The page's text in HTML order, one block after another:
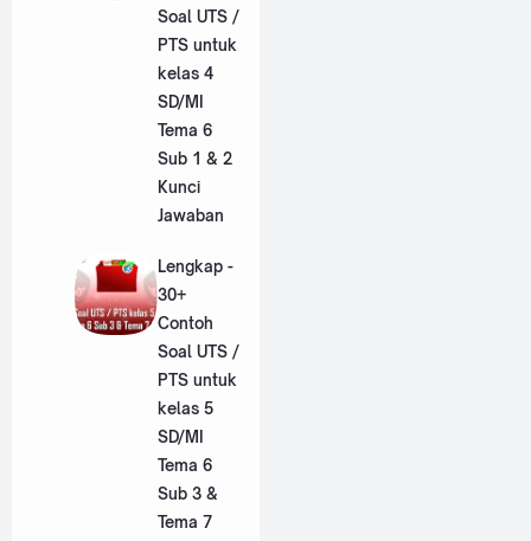
Soal UTS /
PTS untuk
kelas 4
SD/MI
Tema 6
Sub 1 & 2
Kunci
Jawaban
Lengkap -
30+
Contoh
Soal UTS /
PTS untuk
kelas 5
SD/MI
Tema 6
Sub 3 &
Tema 7